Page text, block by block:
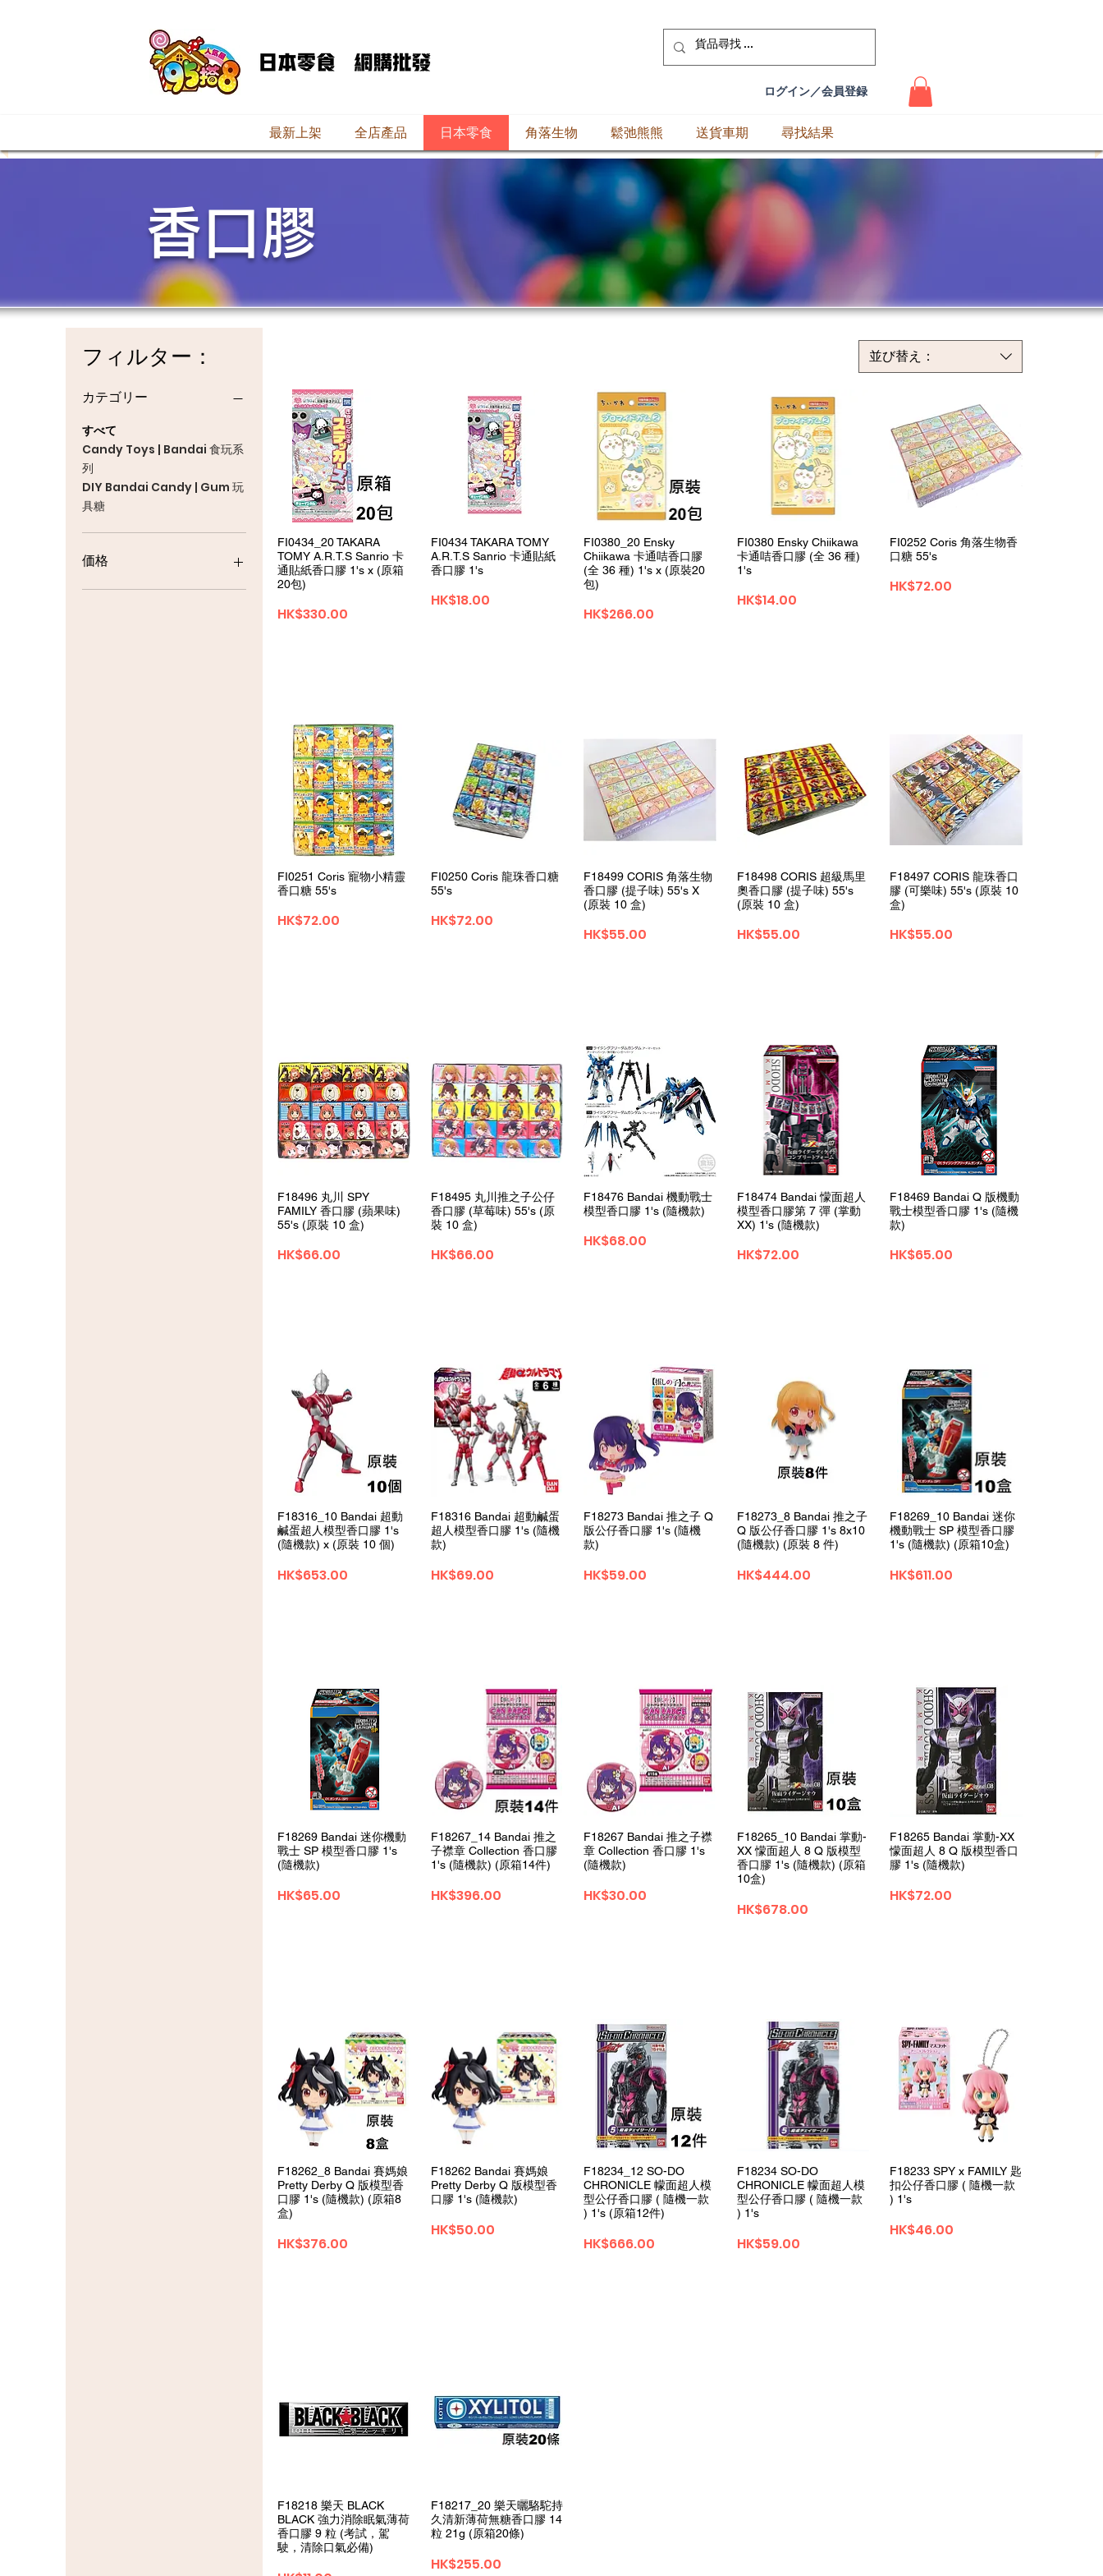
ログイン／会員登録
最新上架 全店產品 日本零食 角落生物 鬆弛熊熊 送貨車期 尋找結果
香口膠
フィルター：
カテゴリー
すべて
Candy Toys | Bandai 食玩系
列
DIY Bandai Candy | Gum 玩
具糖
価格
並び替え：
クイックビュー
FI0434_20 TAKARA
TOMY A.R.T.S Sanrio 卡
通貼紙香口膠 1's x (原箱
20包)
価格
HK$330.00
クイックビュー
FI0434 TAKARA TOMY
A.R.T.S Sanrio 卡通貼紙
香口膠 1's
価格
HK$18.00
クイックビュー
FI0380_20 Ensky
Chiikawa 卡通咭香口膠
(全 36 種) 1's x (原裝20
包)
価格
HK$266.00
クイックビュー
FI0380 Ensky Chiikawa
卡通咭香口膠 (全 36 種)
1's
価格
HK$14.00
クイックビュー
FI0252 Coris 角落生物香
口糖 55's
価格
HK$72.00
クイックビュー
FI0251 Coris 寵物小精靈
香口糖 55's
価格
HK$72.00
クイックビュー
FI0250 Coris 龍珠香口糖
55's
価格
HK$72.00
クイックビュー
F18499 CORIS 角落生物
香口膠 (提子味) 55's X
(原裝 10 盒)
価格
HK$55.00
クイックビュー
F18498 CORIS 超級馬里
奧香口膠 (提子味) 55's
(原裝 10 盒)
価格
HK$55.00
クイックビュー
F18497 CORIS 龍珠香口
膠 (可樂味) 55's (原裝 10
盒)
価格
HK$55.00
クイックビュー
F18496 丸川 SPY
FAMILY 香口膠 (蘋果味)
55's (原裝 10 盒)
価格
HK$66.00
クイックビュー
F18495 丸川推之子公仔
香口膠 (草莓味) 55's (原
裝 10 盒)
価格
HK$66.00
クイックビュー
F18476 Bandai 機動戰士
模型香口膠 1's (隨機款)
価格
HK$68.00
クイックビュー
F18474 Bandai 懞面超人
模型香口膠第 7 彈 (掌動
XX) 1's (隨機款)
価格
HK$72.00
クイックビュー
F18469 Bandai Q 版機動
戰士模型香口膠 1's (隨機
款)
価格
HK$65.00
クイックビュー
F18316_10 Bandai 超動
鹹蛋超人模型香口膠 1's
(隨機款) x (原裝 10 個)
価格
HK$653.00
クイックビュー
F18316 Bandai 超動鹹蛋
超人模型香口膠 1's (隨機
款)
価格
HK$69.00
クイックビュー
F18273 Bandai 推之子 Q
版公仔香口膠 1's (隨機
款)
価格
HK$59.00
クイックビュー
F18273_8 Bandai 推之子
Q 版公仔香口膠 1's 8x10
(隨機款) (原裝 8 件)
価格
HK$444.00
クイックビュー
F18269_10 Bandai 迷你
機動戰士 SP 模型香口膠
1's (隨機款) (原箱10盒)
価格
HK$611.00
クイックビュー
F18269 Bandai 迷你機動
戰士 SP 模型香口膠 1's
(隨機款)
価格
HK$65.00
クイックビュー
F18267_14 Bandai 推之
子襟章 Collection 香口膠
1's (隨機款) (原箱14件)
価格
HK$396.00
クイックビュー
F18267 Bandai 推之子襟
章 Collection 香口膠 1's
(隨機款)
価格
HK$30.00
クイックビュー
F18265_10 Bandai 掌動-
XX 懞面超人 8 Q 版模型
香口膠 1's (隨機款) (原箱
10盒)
価格
HK$678.00
クイックビュー
F18265 Bandai 掌動-XX
懞面超人 8 Q 版模型香口
膠 1's (隨機款)
価格
HK$72.00
クイックビュー
F18262_8 Bandai 賽媽娘
Pretty Derby Q 版模型香
口膠 1's (隨機款) (原箱8
盒)
価格
HK$376.00
クイックビュー
F18262 Bandai 賽媽娘
Pretty Derby Q 版模型香
口膠 1's (隨機款)
価格
HK$50.00
クイックビュー
F18234_12 SO-DO
CHRONICLE 幪面超人模
型公仔香口膠 ( 隨機一款
) 1's (原箱12件)
価格
HK$666.00
クイックビュー
F18234 SO-DO
CHRONICLE 幪面超人模
型公仔香口膠 ( 隨機一款
) 1's
価格
HK$59.00
クイックビュー
F18233 SPY x FAMILY 匙
扣公仔香口膠 ( 隨機一款
) 1's
価格
HK$46.00
クイックビュー
F18218 樂天 BLACK
BLACK 強力消除眠氣薄荷
香口膠 9 粒 (考試，駕
駛，清除口氣必備)
クイックビュー
F18217_20 樂天曬駱駝持
久清新薄荷無糖香口膠 14
粒 21g (原箱20條)
価格
HK$255.00